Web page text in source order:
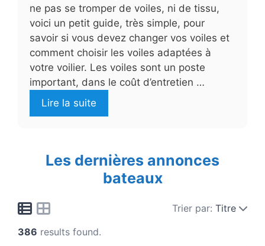
ne pas se tromper de voiles, ni de tissu,
voici un petit guide, très simple, pour
savoir si vous devez changer vos voiles et
comment choisir les voiles adaptées à
votre voilier. Les voiles sont un poste
important, dans le coût d’entretien …
Lire la suite
Les dernières annonces
bateaux
Trier par: Titre
386 results found.